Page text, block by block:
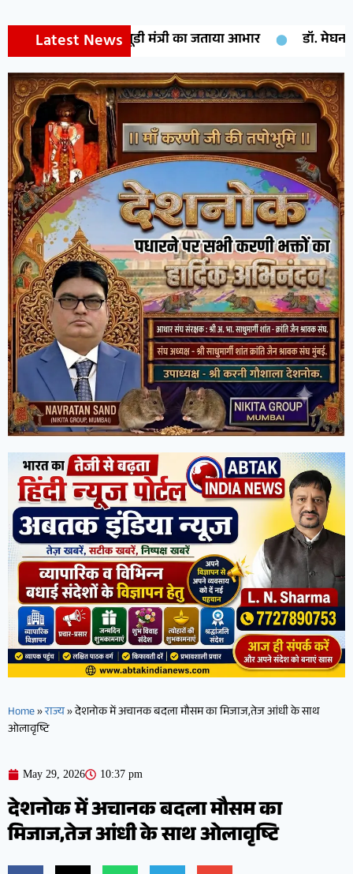
Latest News
मंत्री का जताया आभार डॉ. मेघना शर्मा को मिलेगा
Home»राज्य»देशनोक में अचानक बदला मौसम का मिजाज,तेज आंधी के साथ
ओलावृष्टि
May 29, 2026 10:37 pm
देशनोक में अचानक बदला मौसम का
मिजाज,तेज आंधी के साथ ओलावृष्टि